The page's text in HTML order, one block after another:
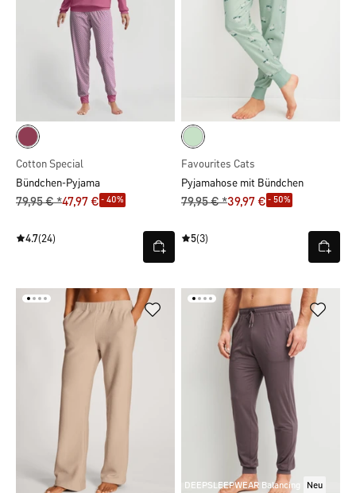
Cotton Special
Bündchen-Pyjama
79,95 € *47,97 € - 40%
4.7(24)
Favourites Cats
Pyjamahose mit Bündchen
79,95 € *39,97 € - 50%
5(3)
DEEPSLEEPWEAR Balancing Neu